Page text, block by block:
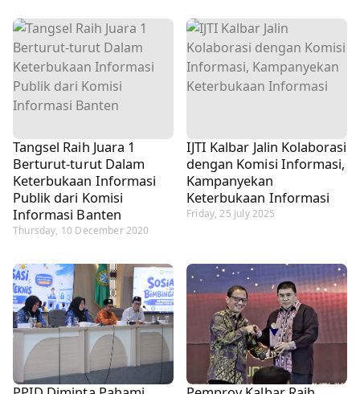
Tangsel Raih Juara 1
Berturut-turut Dalam
Keterbukaan Informasi
Publik dari Komisi
Informasi Banten
Thursday, 10 December 2020
IJTI Kalbar Jalin Kolaborasi
dengan Komisi Informasi,
Kampanyekan
Keterbukaan Informasi
Friday, 25 July 2025